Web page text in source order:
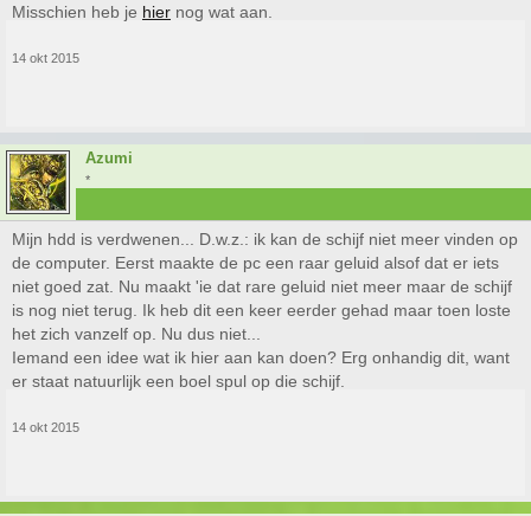
Misschien heb je hier nog wat aan.
14 okt 2015
Azumi
*
Mijn hdd is verdwenen... D.w.z.: ik kan de schijf niet meer vinden op
de computer. Eerst maakte de pc een raar geluid alsof dat er iets
niet goed zat. Nu maakt 'ie dat rare geluid niet meer maar de schijf
is nog niet terug. Ik heb dit een keer eerder gehad maar toen loste
het zich vanzelf op. Nu dus niet...
Iemand een idee wat ik hier aan kan doen? Erg onhandig dit, want
er staat natuurlijk een boel spul op die schijf.
14 okt 2015